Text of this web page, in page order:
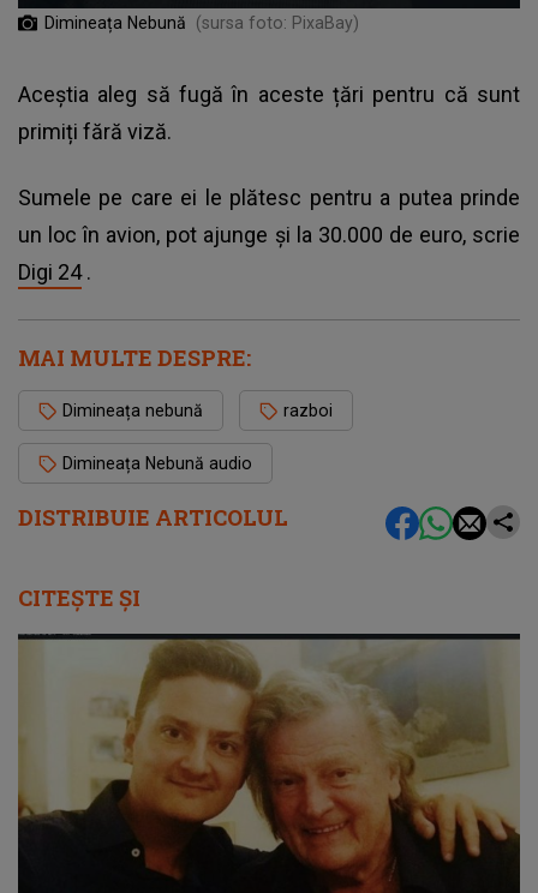
DISTRIBUIE ARTICOLUL
Dimineața Nebună (sursa foto: PixaBay)
Aceștia aleg să fugă în aceste țări pentru că sunt
primiți fără viză.
Sumele pe care ei le plătesc pentru a putea prinde
un loc în avion, pot ajunge și la 30.000 de euro, scrie
Digi 24.
MAI MULTE DESPRE:
Dimineața nebună razboi
Dimineața Nebună audio
CITEȘTE ȘI